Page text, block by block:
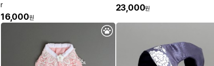
r
16,000원
23,000원